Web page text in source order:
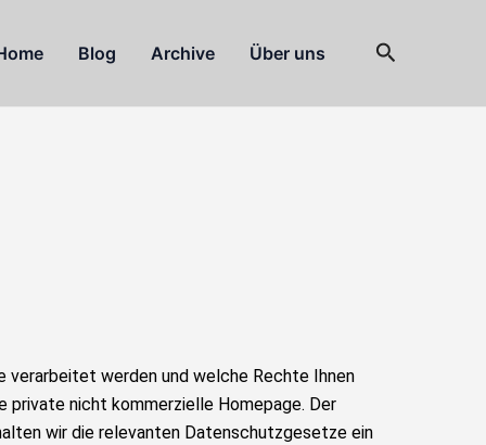
Blog Archive Über uns Suchen
verarbeitet werden und welche Rechte Ihnen
private nicht kommerzielle Homepage. Der
wir die relevanten Datenschutzgesetze ein